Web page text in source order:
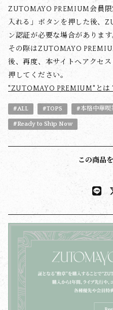
ZUTOMAYO PREMIUM会員
入れる」ボタンを押した後、
ン認証が必要な場合があります
その際はZUTOMAYO
後、再度、本サイトへアクセ
押してください。
"ZUTOMAYO PREMIUM"とは
#ALL #TOPS #本格中華喫
#Ready to Ship Now
この商品